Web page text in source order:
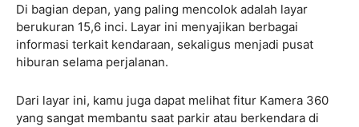
Di bagian depan, yang paling mencolok adalah layar
berukuran 15,6 inci. Layar ini menyajikan berbagai
informasi terkait kendaraan, sekaligus menjadi pusat
hiburan selama perjalanan.
Dari layar ini, kamu juga dapat melihat fitur Kamera 360
yang sangat membantu saat parkir atau berkendara di